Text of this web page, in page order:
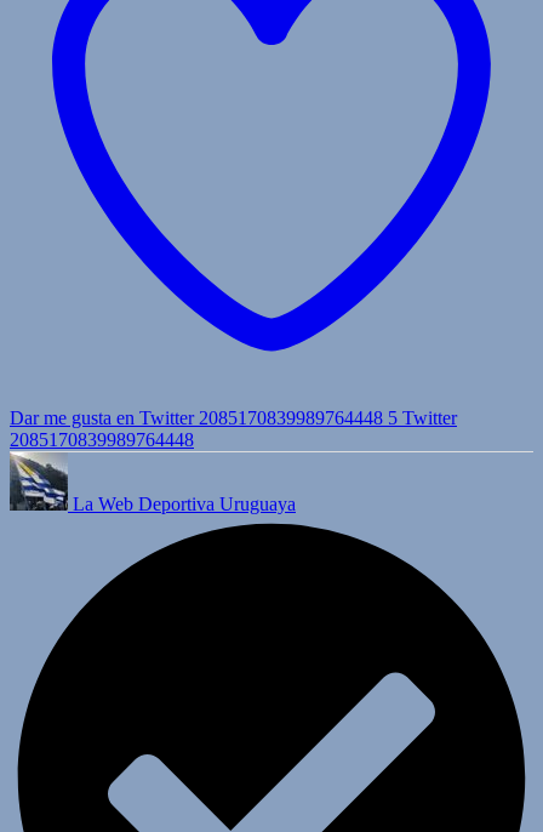
Dar me gusta en Twitter 2085170839989764448 5 Twitter
2085170839989764448
La Web Deportiva Uruguaya